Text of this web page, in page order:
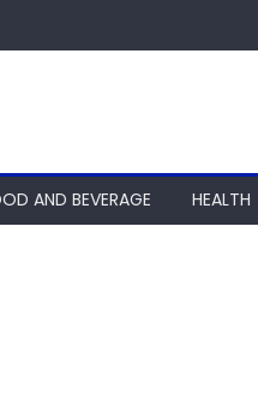
AND BEVERAGE HEALTH